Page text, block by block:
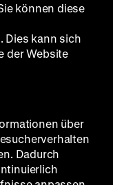
Blicke auf
19. Oktober
... des
Teil 3.
Museum,
Ill. , Hatje
können diese
Dies kann sich
der Website
über
Dadurch